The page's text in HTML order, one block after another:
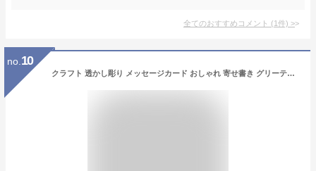
全てのおすすめコメント (1件) >
no. 10
クラフト 透かし彫り メッセージカード おしゃれ 寄せ書き グリーティングカード 誕生日 バレンタイン お祝い 手紙 封筒付き 文房具 ウェ